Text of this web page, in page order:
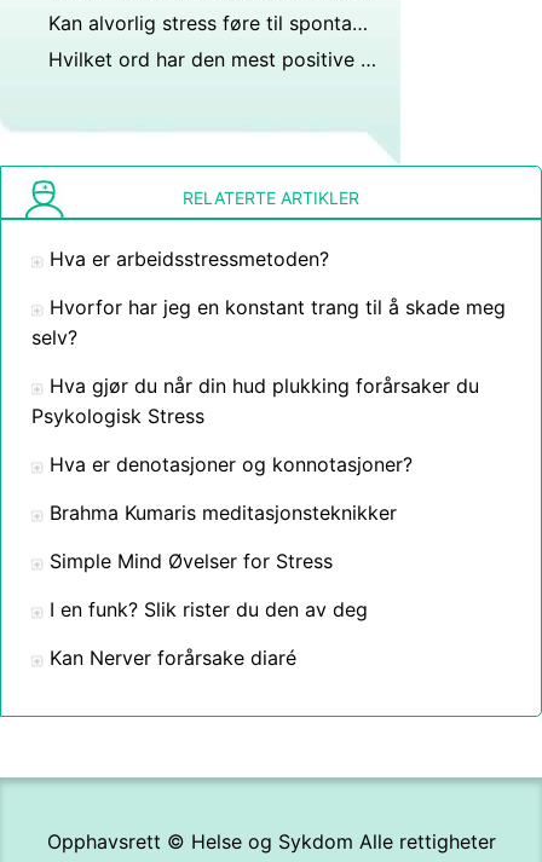
Kan alvorlig stress føre til spontanabort?
Hvilket ord har den mest positive klangen?
RELATERTE ARTIKLER
Hva er arbeidsstressmetoden?
Hvorfor har jeg en konstant trang til å skade meg
selv?
Hva gjør du når din hud plukking forårsaker du
Psykologisk Stress
Hva er denotasjoner og konnotasjoner?
Brahma Kumaris meditasjonsteknikker
Simple Mind Øvelser for Stress
I en funk? Slik rister du den av deg
Kan Nerver forårsake diaré
Opphavsrett © Helse og Sykdom Alle rettigheter